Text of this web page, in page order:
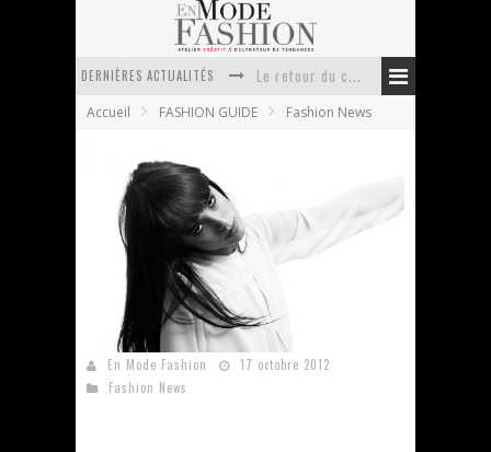
DERNIÈRES ACTUALITÉS
Le retour du cachemire version casual
Doudoune pour femme : choisir la pièce idéale entre style, chaleur et durabilité
Pourquoi le costume sur mesure à Paris est un incontournable de l’élégance contemporaine ?
Accueil FASHION GUIDE Fashion News
Misericordia – Beautiful boy, collection hiver
En Mode Fashion
17 octobre 2012
Fashion News